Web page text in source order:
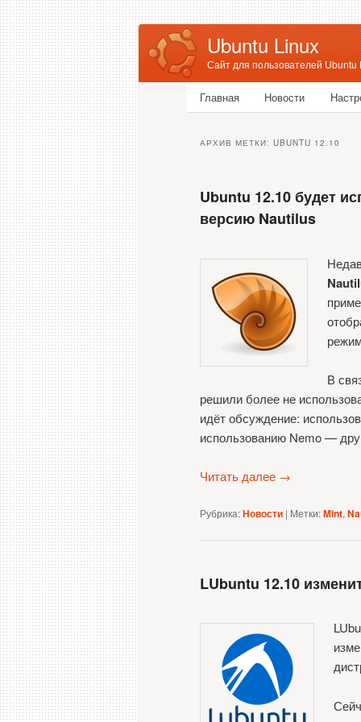
Ubuntu Linux
Сайт для пользователей Ubuntu
Главное меню
Перейти к основному
Перейти к
Главная Новости
АРХИВ МЕТКИ: UBUNTU 12.10
Ubuntu 12.10 будет
версию Nautilus
В
решили более не
идёт обсуждение:
использованию Nemo —
Читать далее →
Рубрика:Новости | Метки:Mint,
LUbuntu 12.10